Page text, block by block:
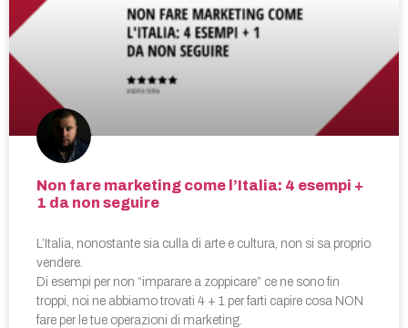
Non fare marketing come l’Italia: 4 esempi +
1 da non seguire
L’Italia, nonostante sia culla di arte e cultura, non si sa proprio
vendere.
Di esempi per non “imparare a zoppicare” ce ne sono fin
troppi, noi ne abbiamo trovati 4 + 1 per farti capire cosa NON
fare per le tue operazioni di marketing.